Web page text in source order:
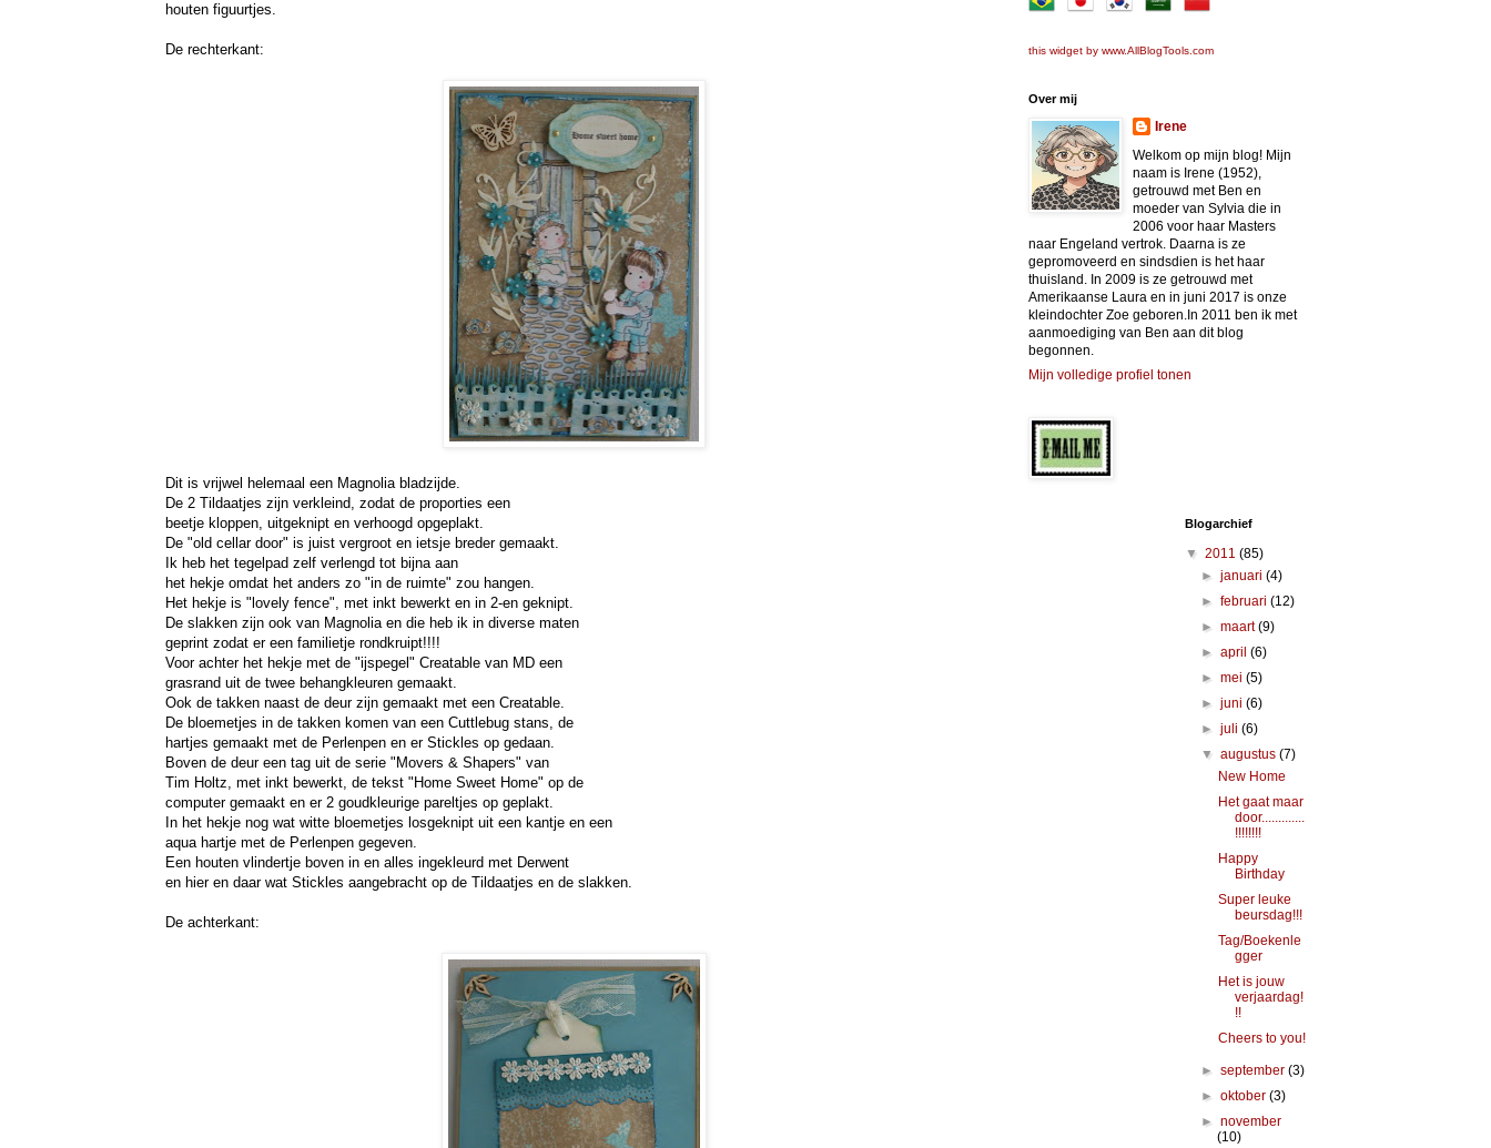
houten figuurtjes.
De rechterkant:
Dit is vrijwel helemaal een Magnolia bladzijde.
De 2 Tildaatjes zijn verkleind, zodat de proporties een
beetje kloppen, uitgeknipt en verhoogd opgeplakt.
De "old cellar door" is juist vergroot en ietsje breder gemaakt.
Ik heb het tegelpad zelf verlengd tot bijna aan
het hekje omdat het anders zo "in de ruimte" zou hangen.
Het hekje is "lovely fence", met inkt bewerkt en in 2-en geknipt.
De slakken zijn ook van Magnolia en die heb ik in diverse maten
geprint zodat er een familietje rondkruipt!!!!
Voor achter het hekje met de "ijspegel" Creatable van MD een
grasrand uit de twee behangkleuren gemaakt.
Ook de takken naast de deur zijn gemaakt met een Creatable.
De bloemetjes in de takken komen van een Cuttlebug stans, de
hartjes gemaakt met de Perlenpen en er Stickles op gedaan.
Boven de deur een tag uit de serie "Movers & Shapers" van
Tim Holtz, met inkt bewerkt, de tekst "Home Sweet Home" op de
computer gemaakt en er 2 goudkleurige pareltjes op geplakt.
In het hekje nog wat witte bloemetjes losgeknipt uit een kantje en een
aqua hartje met de Perlenpen gegeven.
Een houten vlindertje boven in en alles ingekleurd met Derwent
en hier en daar wat Stickles aangebracht op de Tildaatjes en de slakken.
De achterkant:
this widget by www.AllBlogTools.com
Over mij
Irene
Welkom op mijn blog! Mijn
naam is Irene (1952),
getrouwd met Ben en
moeder van Sylvia die in
2006 voor haar Masters
naar Engeland vertrok. Daarna is ze
gepromoveerd en sindsdien is het haar
thuisland. In 2009 is ze getrouwd met
Amerikaanse Laura en in juni 2017 is onze
kleindochter Zoe geboren.In 2011 ben ik met
aanmoediging van Ben aan dit blog
begonnen.
Mijn volledige profiel tonen
Blogarchief
▼ 2011 (85)
►januari(4)
►februari(12)
►maart(9)
►april(6)
►mei(5)
►juni(6)
►juli(6)
▼augustus(7)
New Home
Het gaat maar
door.............
!!!!!!!!
Happy
Birthday
Super leuke
beursdag!!!
Tag/Boekenle
gger
Het is jouw
verjaardag!
!!
Cheers to you!
►september(3)
►oktober(3)
►november
(10)